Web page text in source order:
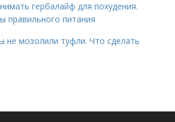
гербалайф для похудения.
правильного питания
не мозолили туфли. Что сделать